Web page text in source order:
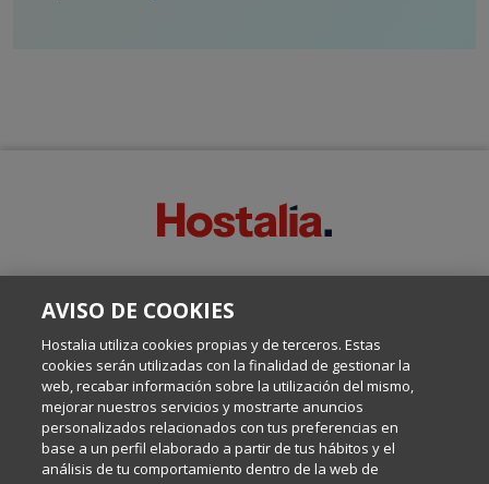
Escrito por el equipo de Comunicación de Hostalia, dirigido por
Internet y Tecnología.
Política de privacidad
AVISO DE COOKIES
Hostalia utiliza cookies propias y de terceros. Estas
cookies serán utilizadas con la finalidad de gestionar la
web, recabar información sobre la utilización del mismo,
mejorar nuestros servicios y mostrarte anuncios
personalizados relacionados con tus preferencias en
base a un perfil elaborado a partir de tus hábitos y el
análisis de tu comportamiento dentro de la web de